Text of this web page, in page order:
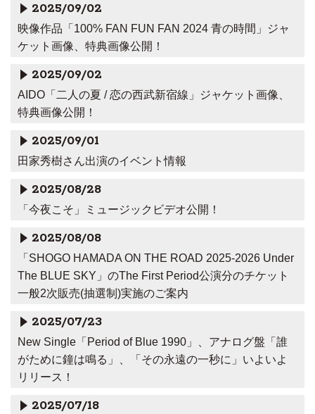
FREE MEMBERS
2025/09/02
映像作品「100% FAN FUN FAN 2024 青の時間」ジャ
ケット画像、特典画像公開！
2025/09/02
AIDO「二人の夏 / 恋の西武新宿線」ジャケット画像、
特典画像公開！
2025/09/01
田家秀樹さん出演のイベント情報
2025/08/28
「今夜こそ」ミュージックビデオ公開！
2025/08/08
「SHOGO HAMADA ON THE ROAD 2025-2026 Under
The BLUE SKY」のThe First Period公演分のチケット
一般2次販売(抽選制)実施のご案内
2025/07/23
New Single「Period of Blue 1990」、アナログ盤「誰
がために鐘は鳴る」、「その永遠の一秒に」いよいよ
リリース！
2025/07/18